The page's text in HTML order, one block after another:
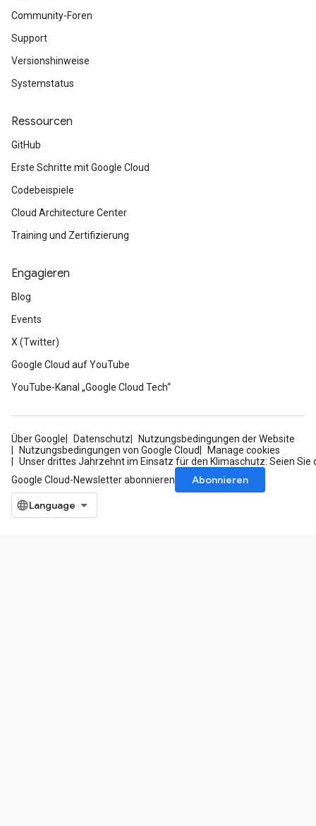
Community-Foren
Support
Versionshinweise
Systemstatus
Ressourcen
GitHub
Erste Schritte mit Google Cloud
Codebeispiele
Cloud Architecture Center
Training und Zertifizierung
Engagieren
Blog
Events
X (Twitter)
Google Cloud auf YouTube
YouTube-Kanal „Google Cloud Tech“
Über Google Datenschutz
Nutzungsbedingungen der Website
Nutzungsbedingungen von Google Cloud
Manage cookies
Unser drittes Jahrzehnt im Einsatz für den Klimaschutz: Seien Sie
Google Cloud-Newsletter abonnieren
Abonnieren